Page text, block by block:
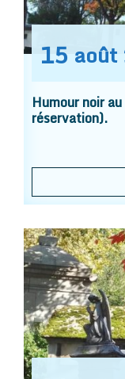
15 août
Humour noir
réservation).